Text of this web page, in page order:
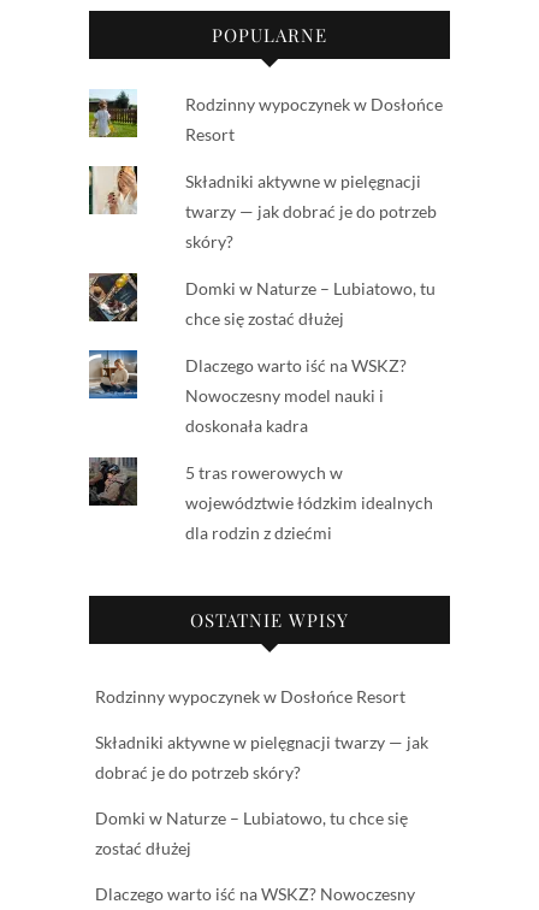
POPULARNE
Rodzinny wypoczynek w Dosłońce
Resort
Składniki aktywne w pielęgnacji
twarzy — jak dobrać je do potrzeb
skóry?
Domki w Naturze – Lubiatowo, tu
chce się zostać dłużej
Dlaczego warto iść na WSKZ?
Nowoczesny model nauki i
doskonała kadra
5 tras rowerowych w
województwie łódzkim idealnych
dla rodzin z dziećmi
OSTATNIE WPISY
Rodzinny wypoczynek w Dosłońce Resort
Składniki aktywne w pielęgnacji twarzy — jak
dobrać je do potrzeb skóry?
Domki w Naturze – Lubiatowo, tu chce się
zostać dłużej
Dlaczego warto iść na WSKZ? Nowoczesny